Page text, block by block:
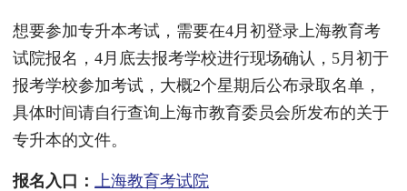
想要参加专升本考试，需要在4月初登录上海教育考
试院报名，4月底去报考学校进行现场确认，5月初于
报考学校参加考试，大概2个星期后公布录取名单，
具体时间请自行查询上海市教育委员会所发布的关于
专升本的文件。
报名入口： 上海教育考试院